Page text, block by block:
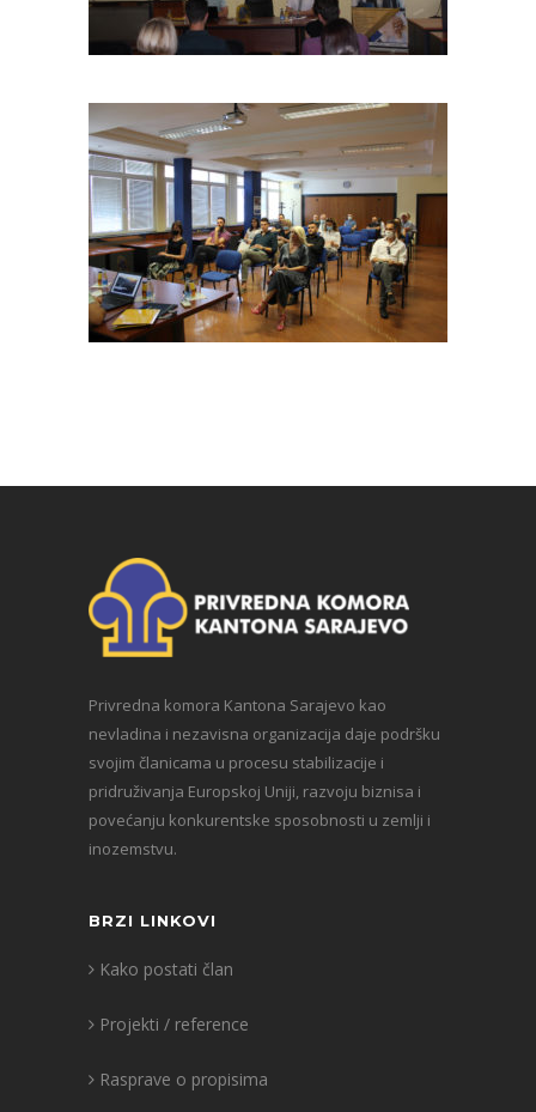
Privredna komora Kantona Sarajevo kao
nevladina i nezavisna organizacija daje podršku
svojim članicama u procesu stabilizacije i
pridruživanja Europskoj Uniji, razvoju biznisa i
povećanju konkurentske sposobnosti u zemlji i
inozemstvu.
BRZI LINKOVI
Kako postati član
Projekti / reference
Rasprave o propisima